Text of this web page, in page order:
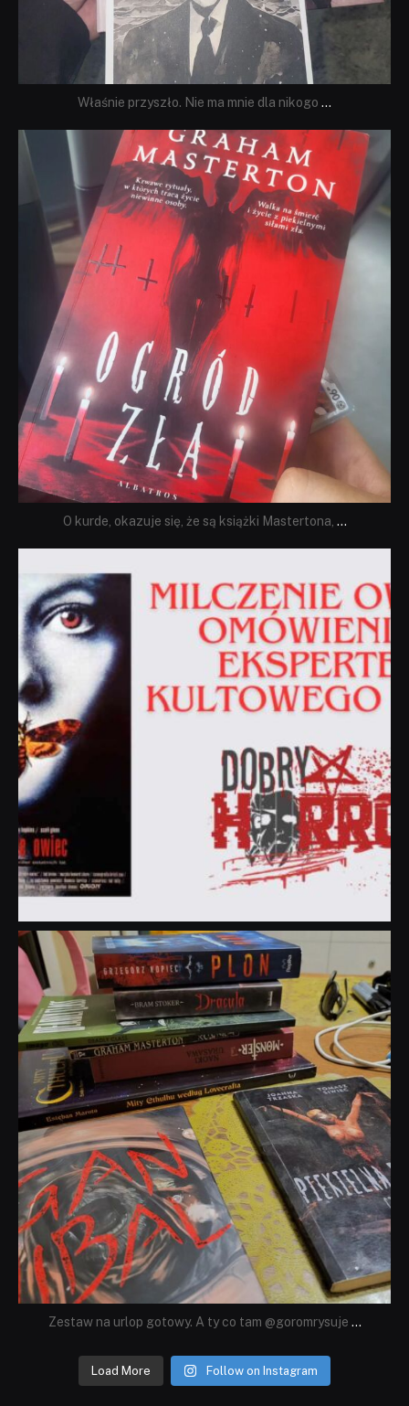
Właśnie przyszło. Nie ma mnie dla nikogo ...
dobryhorror
Sie 23
O kurde, okazuje się, że są książki Mastertona, ...
dobryhorror
Lip 31
Zestaw na urlop gotowy. A ty co tam @goromrysuje ...
Load More Follow on Instagram